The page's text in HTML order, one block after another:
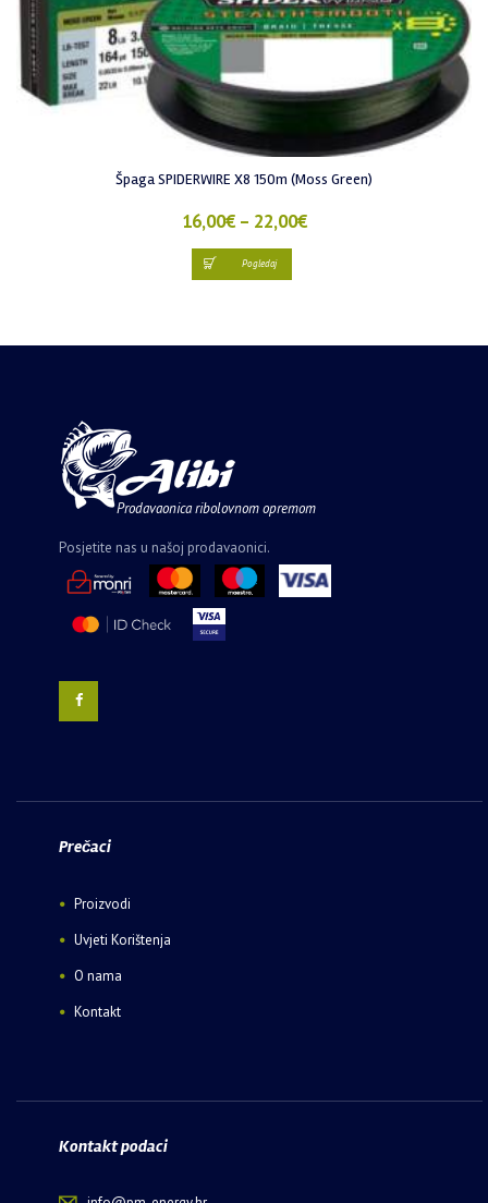
Špaga SPIDERWIRE X8 150m (Moss Green)
16,00€– 22,00€
Pogledaj
Prodavaonica ribolovnom opremom
Posjetite nas u našoj prodavaonici.
Prečaci
Proizvodi
Uvjeti Korištenja
O nama
Kontakt
Kontakt podaci